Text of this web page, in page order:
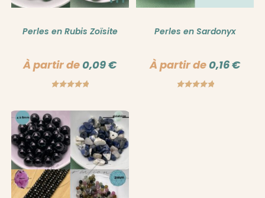
Perles en Rubis Zoïsite
À partir de 0,09€
Perles en Sardonyx
À partir de 0,16€